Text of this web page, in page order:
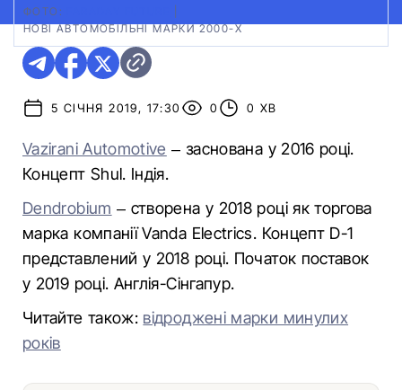
ФОТО:
НОВІ АВТОМОБІЛЬНІ МАРКИ 2000-Х
5 СІЧНЯ 2019, 17:30 0 0 ХВ
Vazirani Automotive – заснована у 2016 році.
Концепт Shul. Індія.
Dendrobium – створена у 2018 році як торгова
марка компанії Vanda Electrics. Концепт D-1
представлений у 2018 році. Початок поставок
у 2019 році. Англія-Сінгапур.
Читайте також: відроджені марки минулих
років